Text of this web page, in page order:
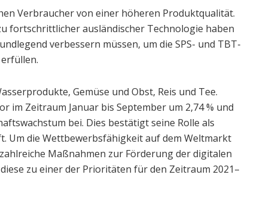
Verbraucher von einer höheren Produktqualität.
fortschrittlicher ausländischer Technologie haben
verbessern müssen, um die SPS- und TBT-
Gemüse und Obst, Reis und Tee.
im Zeitraum Januar bis September um 2,74 % und
bei. Dies bestätigt seine Rolle als
Um die Wettbewerbsfähigkeit auf dem Weltmarkt
Maßnahmen zur Förderung der digitalen
zu einer der Prioritäten für den Zeitraum 2021–